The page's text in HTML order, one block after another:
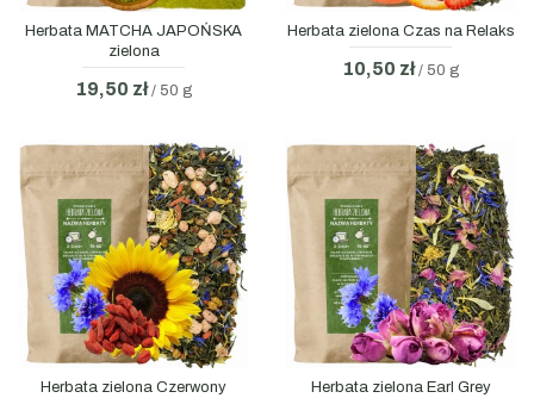
Herbata MATCHA JAPOŃSKA
zielona
19,50 zł/ 50 g
Herbata zielona Czas na Relaks
10,50 zł/ 50 g
Herbata zielona Czerwony
Herbata zielona Earl Grey